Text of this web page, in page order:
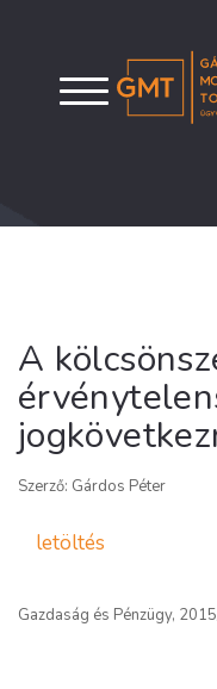
A
Szerző: Gárdos Péter
letöltés
Gazdaság és Pénzügy,